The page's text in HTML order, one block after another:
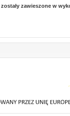
zawieszone w